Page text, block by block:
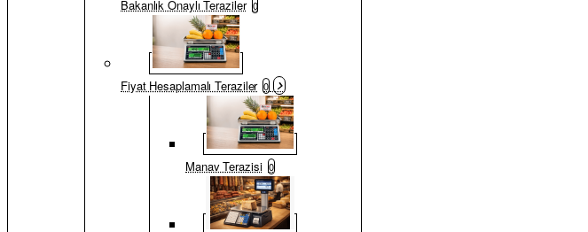
Bakanlık Onaylı Teraziler 0
Fiyat Hesaplamalı Teraziler 0
Manav Terazisi 0